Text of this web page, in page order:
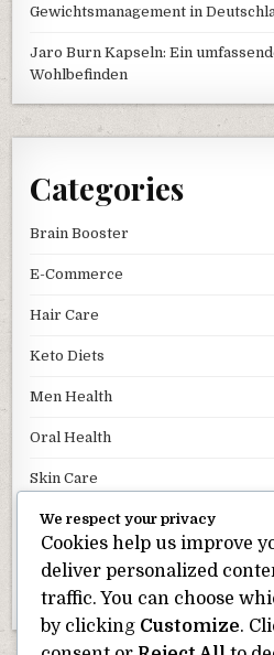
Gewichtsmanagement in
Jaro Burn Kapseln: Ein
Wohlbefinden
Categories
Brain Booster
E-Commerce
Hair Care
Keto Diets
Men Health
Oral Health
Skin Care
Uncategorized
Weight Loss
Wellness
We respect your privacy
Cookies help us improve
deliver personalized
traffic. You can choose
by clicking Customize.